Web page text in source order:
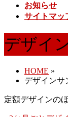
お知らせ
サイトマッ
デザイ
HOME »
デザインサ
定額デザインの